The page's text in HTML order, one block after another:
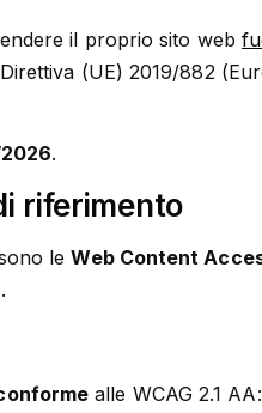
il proprio sito web
(UE) 2019/882
.
riferimento
leWeb Content
.
alle WCAG 2.1